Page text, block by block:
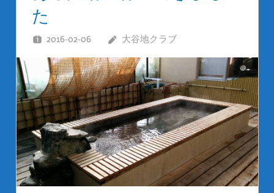
た
2016-02-06 大谷地クラブ